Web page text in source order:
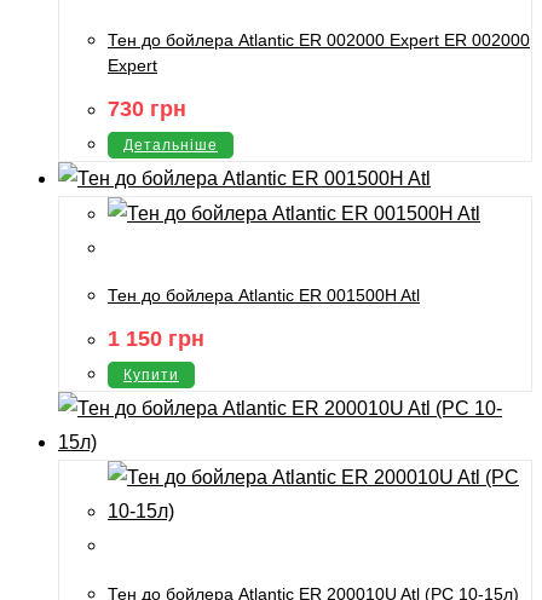
Тен до бойлера Atlantic ER 002000 Expert ER 002000
Expert
730 грн
Детальніше
Тен до бойлера Atlantic ER 001500H Atl
1 150 грн
Купити
Тен до бойлера Atlantic ER 200010U Atl (PC 10-15л)